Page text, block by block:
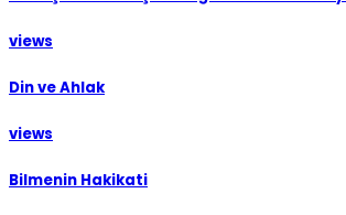
views
Din ve Ahlak
views
Bilmenin Hakikati